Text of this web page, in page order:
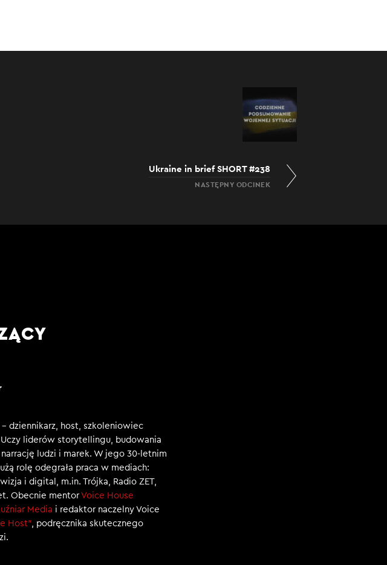
Ukraine in brief SHORT #238
NASTĘPNY ODCINEK
– dziennikarz, host, szkoleniowiec
liderów storytellingu, budowania
ludzi i marek. W jego 30-letnim
rolę odegrała praca w mediach:
i digital, m.in. Trójka, Radio ZET,
Obecnie mentorVoice House
Media i redaktor naczelny Voice
Host”, podręcznika skutecznego